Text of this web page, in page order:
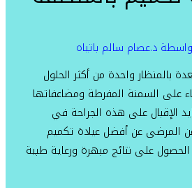
د.عصام سالم باتياه
بالمنظار واحدة من أكثر الحلول
على السمنة المفرطة ومضاعفاتها
الإقبال على هذه الجراحة في
المرضى عن أفضل عيادة تكميم
على نتائج مبهرة ورعاية طبية